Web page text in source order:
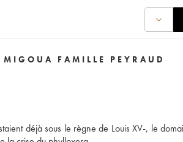
FAMILLE PEYRAUD
déjà sous le règne de Louis XV-, le